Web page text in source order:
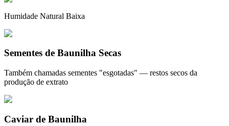
Humidade Natural Baixa
Sementes de Baunilha Secas
Também chamadas sementes "esgotadas" — restos secos da
produção de extrato
Caviar de Baunilha